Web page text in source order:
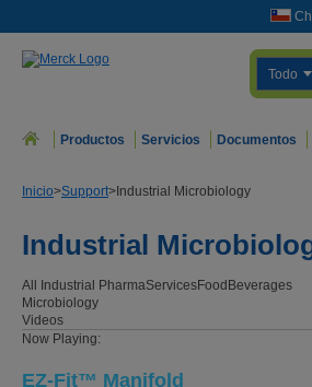
Todo
Productos Servicios Documentos
Inicio>Support> Industrial Microbiology
Industrial
All Industrial
Microbiology
Videos
PharmaServicesFood Beverages
Now Playing:
EZ-Fit™ Manifold